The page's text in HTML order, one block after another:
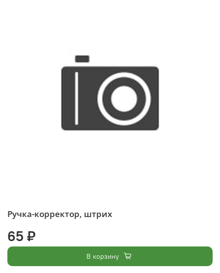
Ручка-корректор, штрих
65 ₽
В корзину